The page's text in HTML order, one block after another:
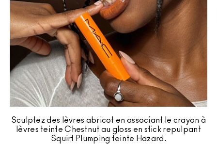
Sculptez des lèvres abricot en associant le crayon à
lèvres teinte Chestnut au gloss en stick repulpant
Squirt Plumping teinte Hazard.